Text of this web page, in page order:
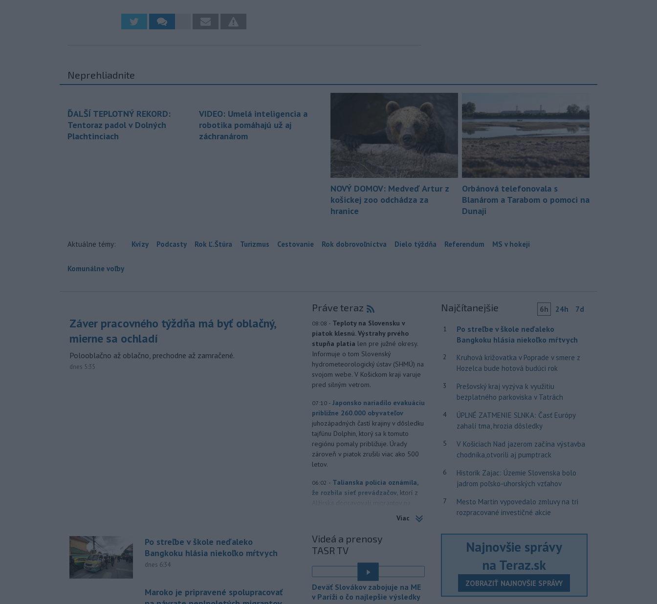
Neprehliadnite
ĎALŠÍ TEPLOTNÝ REKORD:
Tentoraz padol v Dolných
Plachtinciach
VIDEO: Umelá inteligencia a
robotika pomáhajú už aj
záchranárom
NOVÝ DOMOV: Medveď Artur z
košickej zoo odchádza za
hranice
Orbánová telefonovala s
Blanárom a Tarabom o pomoci na
Dunaji
Aktuálne témy: Kvízy Podcasty Rok Ľ.Štúra Turizmus Cestovanie Rok dobrovoľníctva Dielo týždňa Referendum MS v hokeji
Komunálne voľby
Záver pracovného týždňa má byť oblačný,
mierne sa ochladí
Polooblačno až oblačno, prechodne až zamračené.
dnes 5:35
Po streľbe v škole neďaleko
Bangkoku hlásia niekoľko mŕtvych
dnes 6:34
Maroko je pripravené spolupracovať
Práve teraz
08:08 - Teploty na Slovensku v
piatok klesnú. Výstrahy prvého
stupňa platia len pre južné okresy.
Informuje o tom Slovenský
hydrometeorologický ústav (SHMÚ) na
svojom webe. V Košickom kraji varuje
pred silným vetrom.
07:10 - Japonsko nariadilo evakuáciu
približne 260.000 obyvateľov
juhozápadných častí krajiny v dôsledku
tajfúnu Dolphin, ktorý sa k tomuto
regiónu pomaly približuje. Úrady
zároveň v piatok zrušili viac ako 500
letov.
06:02 - Talianska polícia oznámila,
že rozbila sieť prevádzačov, ktorí z
osem ľudí, informuje TASR podľa
správy agentúry AFP.
21:58 - Pri pobreží Ománu hrozí
ekologická katastrofa pre únik
väčšieho množstva ropy z
tankera, ktorý narazil na plytčinu v
blízkosti prírodnej rezervácie.
Viac
Videá a prenosy
TASR TV
Deväť Slovákov zabojuje na ME
v Paríži o čo najlepšie výsledky
Najčítanejšie 6h 24h 7d
1
Po streľbe v škole neďaleko
Bangkoku hlásia niekoľko mŕtvych
2
Kruhová križovatka v Poprade v smere z
Hozelca bude hotová budúci rok
3
Prešovský kraj vyzýva k využitiu
bezplatného parkoviska v Tatrách
4
ÚPLNÉ ZATMENIE SLNKA: Časť Európy
zahalí tma, hrozia dôsledky
5
V Košiciach Nad jazerom začína výstavba
chodníka,otvorili aj pumptrack
6
Historik Zajac: Územie Slovenska bolo
jadrom poľsko-uhorských vzťahov
7
Mesto Martin vypovedalo zmluvy na tri
rozpracované investičné akcie
Najnovšie správy
na Teraz.sk
ZOBRAZIŤ NAJNOVŠIE SPRÁVY